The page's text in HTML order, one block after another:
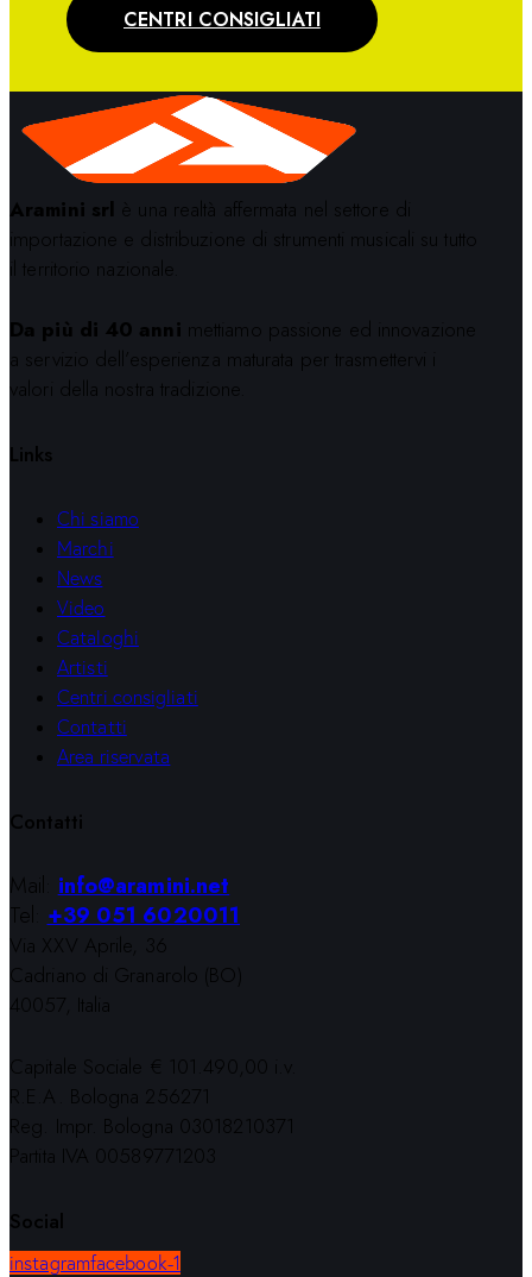
CENTRI CONSIGLIATI
Aramini srl è una realtà affermata nel settore di
importazione e distribuzione di strumenti musicali su tutto
il territorio nazionale.
Da più di 40 anni mettiamo passione ed innovazione
a servizio dell’esperienza maturata per trasmettervi i
valori della nostra tradizione.
Links
Chi siamo
Marchi
News
Video
Cataloghi
Artisti
Centri consigliati
Contatti
Area riservata
Contatti
Mail:info@aramini.net
Tel:+39 051 6020011
Via XXV Aprile, 36
Cadriano di Granarolo (BO)
40057, Italia
Capitale Sociale € 101.490,00 i.v.
R.E.A. Bologna 256271
Reg. Impr. Bologna 03018210371
Partita IVA 00589771203
Social
instagramfacebook-1